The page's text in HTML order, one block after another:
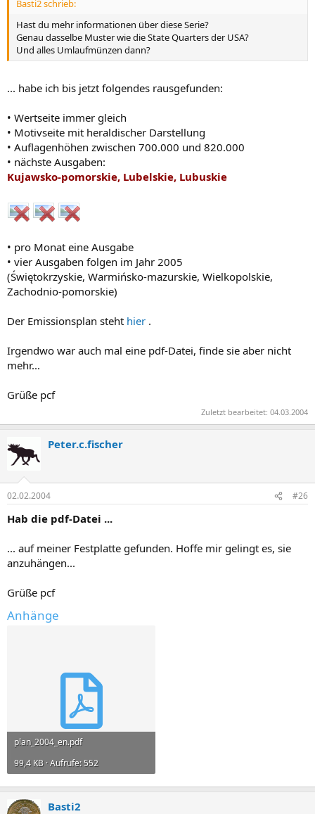
Basti2 schrieb:
Hast du mehr informationen über diese Serie?
Genau dasselbe Muster wie die State Quarters der USA?
Und alles Umlaufmünzen dann?
... habe ich bis jetzt folgendes rausgefunden:
• Wertseite immer gleich
• Motivseite mit heraldischer Darstellung
• Auflagenhöhen zwischen 700.000 und 820.000
• nächste Ausgaben:
Kujawsko-pomorskie, Lubelskie, Lubuskie
• pro Monat eine Ausgabe
• vier Ausgaben folgen im Jahr 2005
(Świętokrzyskie, Warmińsko-mazurskie, Wielkopolskie,
Zachodnio-pomorskie)
Der Emissionsplan steht hier .
Irgendwo war auch mal eine pdf-Datei, finde sie aber nicht
mehr...
Grüße pcf
Zuletzt bearbeitet: 04.03.2004
Peter.c.fischer
02.02.2004 #26
Hab die pdf-Datei ...
... auf meiner Festplatte gefunden. Hoffe mir gelingt es, sie
anzuhängen...
Grüße pcf
Anhänge
plan_2004_en.pdf
99,4 KB · Aufrufe: 552
Basti2